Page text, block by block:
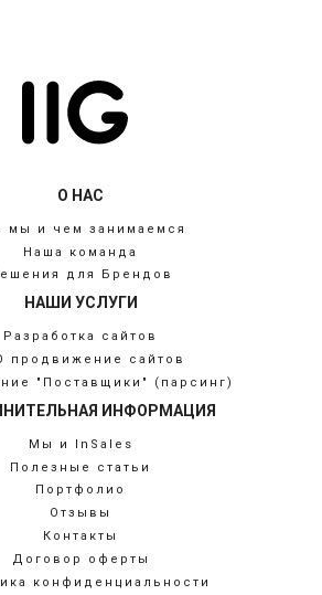
О НАС
мы и чем занимаемся
Наша команда
для Брендов
НАШИ УСЛУГИ
Разработка сайтов
продвижение сайтов
"Поставщики" (парсинг)
ИНФОРМАЦИЯ
Мы и InSales
Полезные статьи
Портфолио
Отзывы
Контакты
Договор оферты
конфиденциальности